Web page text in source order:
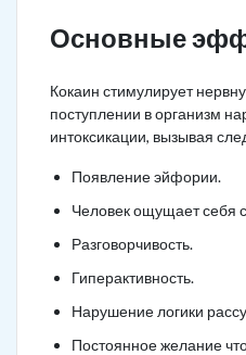
Основные
Кокаин стимулирует
поступлении в организм
интоксикации, вызывая
Появление эйфории.
Человек ощущает себя
Разговорчивость.
Гиперактивность.
Нарушение логики
Постоянное желание